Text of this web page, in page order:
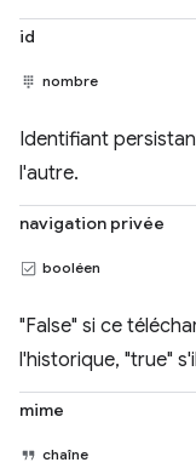
id
nombre
Identifiant
l'autre.
navigation privée
booléen
"False" si ce
l'historique, "true"
mime
chaîne